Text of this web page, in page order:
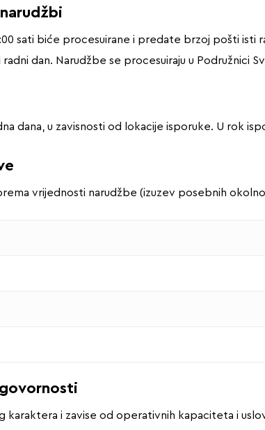
sati biće procesuirane i predate brzoj pošti isti
dan. Narudžbe se procesuiraju u Podružnici
dana, u zavisnosti od lokacije isporuke. U rok
vrijednosti narudžbe (izuzev posebnih
karaktera i zavise od operativnih kapaciteta i